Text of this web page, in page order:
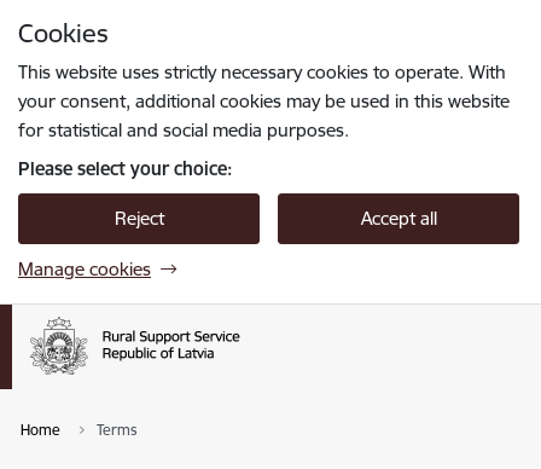
Cookies
This website uses strictly necessary cookies to operate. With
your consent, additional cookies may be used in this website
for statistical and social media purposes.
Please select your choice:
Reject Accept all
Manage cookies
Home Terms